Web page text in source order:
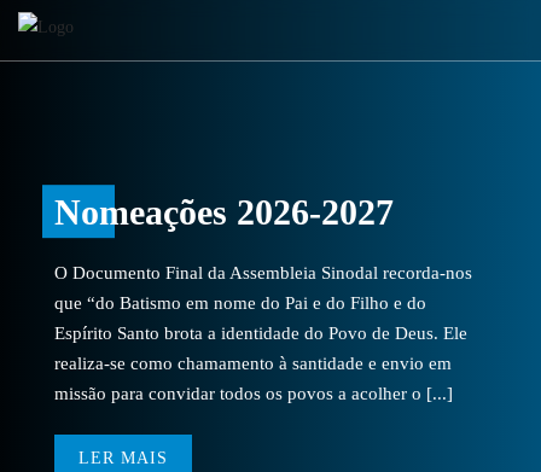
Nomeações 2026-2027
O Documento Final da Assembleia Sinodal recorda-nos
que “do Batismo em nome do Pai e do Filho e do
Espírito Santo brota a identidade do Povo de Deus. Ele
realiza-se como chamamento à santidade e envio em
missão para convidar todos os povos a acolher o [...]
LER MAIS